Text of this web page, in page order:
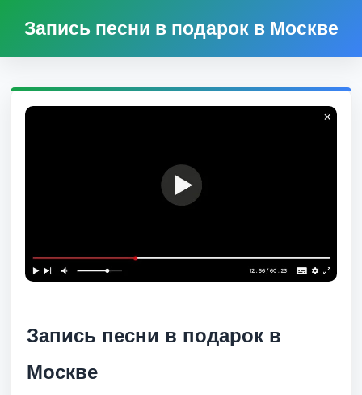
Запись песни в подарок в Москве
Запись песни в подарок в
Москве